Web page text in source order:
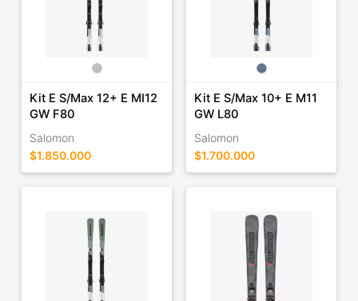
Kit E S/Max 12+ E MI12
GW F80
Salomon
$1.850.000
Kit E S/Max 10+ E M11
GW L80
Salomon
$1.700.000